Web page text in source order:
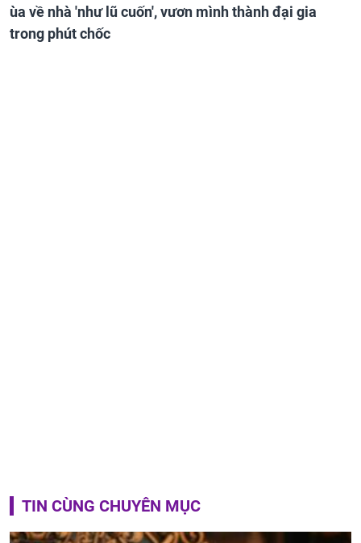
ùa về nhà 'như lũ cuốn', vươn mình thành đại gia
trong phút chốc
TIN CÙNG CHUYÊN MỤC